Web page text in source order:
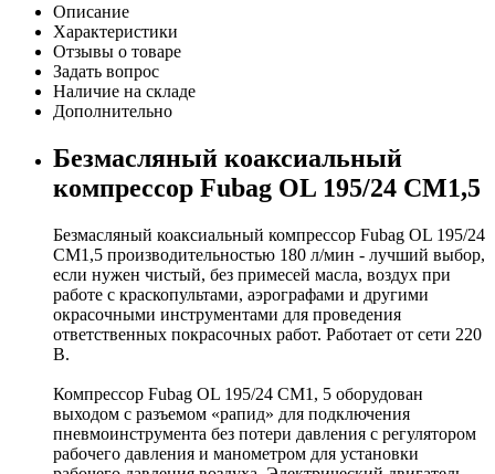
Описание
Характеристики
Отзывы о товаре
Задать вопрос
Наличие на складе
Дополнительно
Безмасляный коаксиальный
компрессор Fubag OL 195/24 CM1,5
Безмасляный коаксиальный компрессор Fubag OL 195/24
CM1,5 производительностью 180 л/мин - лучший выбор,
если нужен чистый, без примесей масла, воздух при
работе с краскопультами, аэрографами и другими
окрасочными инструментами для проведения
ответственных покрасочных работ. Работает от сети 220
В.
Компрессор Fubag OL 195/24 CM1, 5 оборудован
выходом с разъемом «рапид» для подключения
пневмоинструмента без потери давления с регулятором
рабочего давления и манометром для установки